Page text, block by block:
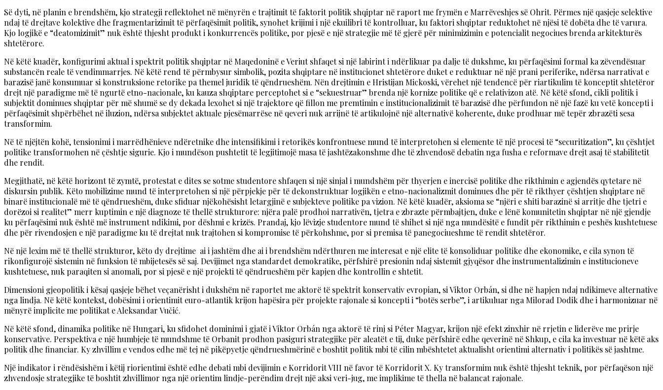
Së dyti, në planin e brendshëm, kjo strategji reflektohet në mënyrën e trajtimit të faktorit politik shqiptar në raport me frymën e Marrëveshjes së Ohrit. Përmes një qasjeje selektive
ndaj të drejtave kolektive dhe fragmentarizimit të përfaqësimit politik, synohet krijimi i një ekuilibri të kontrolluar, ku faktori shqiptar reduktohet në njësi të dobëta dhe të varura.
Kjo logjikë e “deatomizimit” nuk është thjesht produkt i konkurrencës politike, por pjesë e një strategjie më të gjerë për minimizimin e potencialit negociues brenda arkitekturës
shtetërore.
Në këtë kuadër, konfigurimi aktual i spektrit politik shqiptar në Maqedoninë e Veriut shfaqet si një labirint i ndërlikuar pa dalje të dukshme, ku përfaqësimi formal ka zëvendësuar
substancën reale të vendimmarrjes. Në këtë rend të përmbysur simbolik, pozita shqiptare në institucionet shtetërore duket e reduktuar në një prani periferike, ndërsa narrativat e
barazisë janë konsumuar si konstruksione retorike pa themel juridik të qëndrueshëm. Nën drejtimin e Hristijan Mickoski, vërehet një tendencë për riartikulim të konceptit shtetëror
drejt një paradigme më të ngurtë etno-nacionale, ku kauza shqiptare perceptohet si e “sekuestruar” brenda një kornize politike që e relativizon atë. Në këtë sfond, cikli politik i
subjektit dominues shqiptar për më shumë se dy dekada lexohet si një trajektore që fillon me premtimin e institucionalizimit të barazisë dhe përfundon në një fazë ku vetë koncepti i
përfaqësimit shpërbëhet në iluzion, ndërsa subjektet aktuale pjesëmarrëse në qeveri nuk arrijnë të artikulojnë një alternativë koherente, duke prodhuar më tepër zbrazëti sesa
transformim.
Në të njëjtën kohë, tensionimi i marrëdhënieve ndëretnike dhe intensifikimi i retorikës konfrontuese mund të interpretohen si elemente të një procesi të “securitization”, ku çështjet
politike transformohen në çështje sigurie. Kjo i mundëson pushtetit të legjitimojë masa të jashtëzakonshme dhe të zhvendosë debatin nga fusha e reformave drejt asaj të stabilitetit
dhe rendit.
Megjithatë, në këtë horizont të zymtë, protestat e dites se sotme studentore shfaqen si një sinjal i mundshëm për thyerjen e inercisë politike dhe rikthimin e agjendës qytetare në
diskursin publik. Këto mobilizime mund të interpretohen si një përpjekje për të dekonstruktuar logjikën e etno-nacionalizmit dominues dhe për të rikthyer çështjen shqiptare në
binarë institucionalë më të qëndrueshëm, duke sfiduar njëkohësisht letargjinë e subjekteve politike pa vizion. Në këtë kuadër, aksioma se “njëri e shiti barazinë si arritje dhe tjetri e
dorëzoi si realitet” merr kuptimin e një diagnoze të thellë strukturore: njëra palë prodhoi narrativën, tjetra e zbrazte përmbajtjen, duke e lënë komunitetin shqiptar në një gjendje
ku përfaqësimi nuk është më instrument ndikimi, por dëshmi e krizës. Prandaj, kjo lëvizje studentore mund të shihet si një nga mundësitë e fundit për rikthimin e peshës kushtetuese
dhe për rivendosjen e një paradigme ku të drejtat nuk trajtohen si kompromise të përkohshme, por si premisa të panegociueshme të rendit shtetëror.
Në një lexim më të thellë strukturor, këto dy drejtime ai i jashtëm dhe ai i brendshëm ndërthuren me interesat e një elite të konsoliduar politike dhe ekonomike, e cila synon të
rikonfigurojë sistemin në funksion të mbijetesës së saj. Devijimet nga standardet demokratike, përfshirë presionin ndaj sistemit gjyqësor dhe instrumentalizimin e institucioneve
kushtetuese, nuk paraqiten si anomali, por si pjesë e një projekti të qëndrueshëm për kapjen dhe kontrollin e shtetit.
Dimensioni gjeopolitik i kësaj qasjeje bëhet veçanërisht i dukshëm në raportet me aktorë të spektrit konservativ evropian, si Viktor Orbán, si dhe në hapjen ndaj ndikimeve alternative
nga lindja. Në këtë kontekst, dobësimi i orientimit euro-atlantik krijon hapësira për projekte rajonale si koncepti i “botës serbe”, i artikuluar nga Milorad Dodik dhe i harmonizuar në
mënyrë implicite me politikat e Aleksandar Vučić.
Në këtë sfond, dinamika politike në Hungari, ku sfidohet dominimi i gjatë i Viktor Orbán nga aktorë të rinj si Péter Magyar, krijon një efekt zinxhir në rrjetin e liderëve me prirje
konservative. Perspektiva e një humbjeje të mundshme të Orbanit prodhon pasiguri strategjike për aleatët e tij, duke përfshirë edhe qeverinë në Shkup, e cila ka investuar në këtë aks
politik dhe financiar. Ky zhvillim e vendos edhe më tej në pikëpyetje qëndrueshmërinë e boshtit politik mbi të cilin mbështetet aktualisht orientimi alternativ i politikës së jashtme.
Një indikator i rëndësishëm i këtij riorientimi është edhe debati mbi devijimin e Korridorit VIII në favor të Korridorit X. Ky transformim nuk është thjesht teknik, por përfaqëson një
zhvendosje strategjike të boshtit zhvillimor nga një orientim lindje-perëndim drejt një aksi veri-jug, me implikime të thella në balancat rajonale.